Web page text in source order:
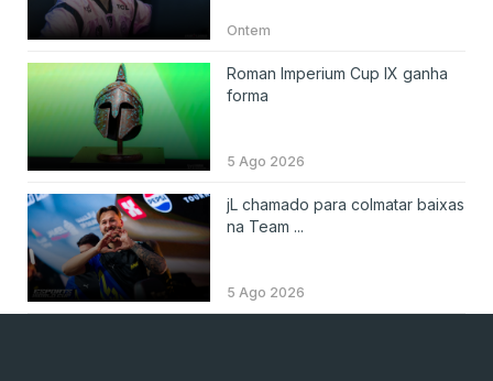
Ontem
Roman Imperium Cup IX ganha
forma
5 Ago 2026
jL chamado para colmatar baixas
na Team ...
5 Ago 2026